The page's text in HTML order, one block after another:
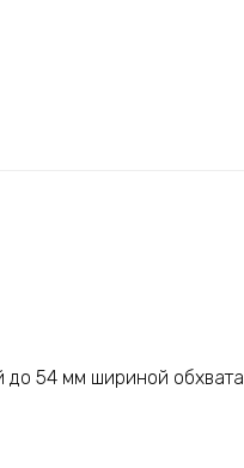
до 54 мм шириной обхвата